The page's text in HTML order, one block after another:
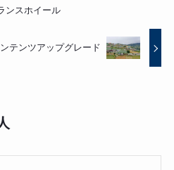
ンスホイール
テンツアップグレード